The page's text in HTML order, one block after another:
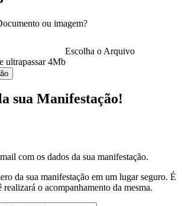
ou imagem?
Escolha o Arquivo
ultrapassar 4Mb
sua Manifestação!
com os dados da sua manifestação.
da sua manifestação em um lugar seguro. É
realizará o acompanhamento da mesma.